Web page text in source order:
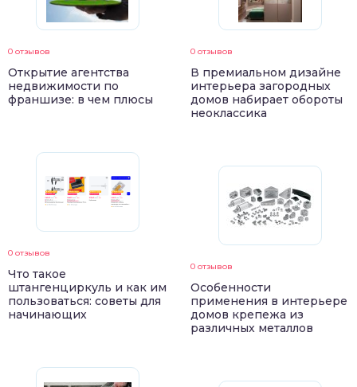
0 отзывов
Открытие агентства
недвижимости по
франшизе: в чем плюсы
0 отзывов
Что такое
штангенциркуль и как им
пользоваться: советы для
начинающих
0 отзывов
В премиальном дизайне
интерьера загородных
домов набирает обороты
неоклассика
0 отзывов
Особенности
применения в интерьере
домов крепежа из
различных металлов